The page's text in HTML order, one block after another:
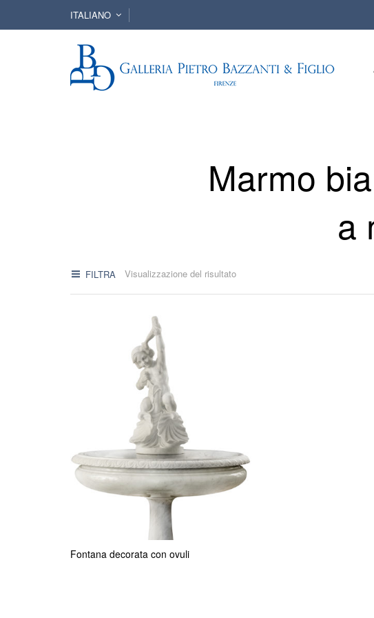
ITALIANO
Marmo
a
FILTRA Visualizzazione del risultato
Fontana decorata con ovuli